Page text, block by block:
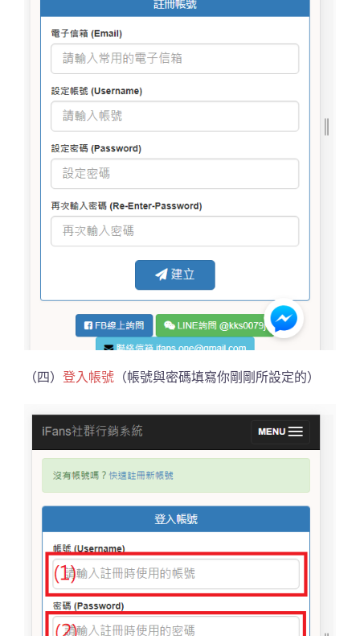
（四） 登入帳號 （帳號與密碼填寫你剛剛所設定的）